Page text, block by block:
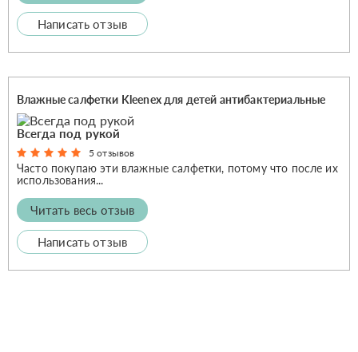
Написать отзыв
Влажные салфетки Kleenex для детей антибактериальные
Всегда под рукой
5 отзывов
Часто покупаю эти влажные салфетки, потому что после их
использования...
Читать весь отзыв
Написать отзыв